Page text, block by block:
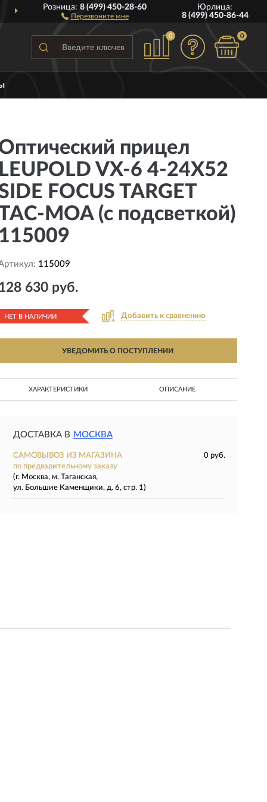
ДОСТАВИМ ПО ВСЕЙ РОССИИ
Розница:8 (499) 450-28-60
Перезвоните мне
Юрлица:
8 (499) 450-86-44
0 0
прицел
VX-6 4-24X52
FOCUS TARGET
MOA (с подсветкой)
115009
630 руб.
НЕТ В НАЛИЧИИ Добавить к сравнению
УВЕДОМИТЬ О ПОСТУПЛЕНИИ
ХАРАКТЕРИСТИКИ ОПИСАНИЕ
ДОСТАВКА В МОСКВА
САМОВЫВОЗ ИЗ МАГАЗИНА
0 руб.
по предварительному заказу
(г. Москва, м. Таганская,
ул. Большие Каменщики, д. 6, стр. 1)